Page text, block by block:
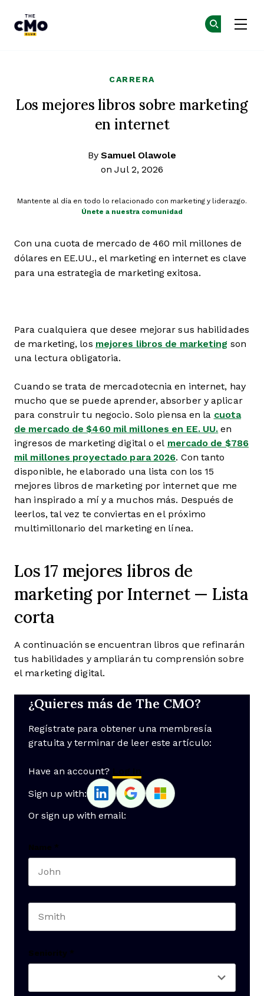
CARRERA
Los mejores libros sobre marketing
en internet
By Samuel Olawole
on Jul 2, 2026
Mantente al día en todo lo relacionado con marketing y liderazgo.
Únete a nuestra comunidad
Con una cuota de mercado de 460 mil millones de
dólares en EE.UU., el marketing en internet es clave
para una estrategia de marketing exitosa.
Para cualquiera que desee mejorar sus habilidades
de marketing, los mejores libros de marketing son
una lectura obligatoria.
Cuando se trata de mercadotecnia en internet, hay
mucho que se puede aprender, absorber y aplicar
para construir tu negocio. Solo piensa en la cuota
de mercado de $460 mil millones en EE. UU. en
ingresos de marketing digital o el mercado de $786
mil millones proyectado para 2026. Con tanto
disponible, he elaborado una lista con los 15
mejores libros de marketing por internet que me
han inspirado a mí y a muchos más. Después de
leerlos, tal vez te conviertas en el próximo
multimillonario del marketing en línea.
Los 17 mejores libros de
marketing por Internet — Lista
corta
A continuación se encuentran libros que refinarán
tus habilidades y ampliarán tu comprensión sobre
el marketing digital.
¿Quieres más de The CMO?
Regístrate para obtener una membresía
gratuita y terminar de leer este artículo:
Have an account? Log In
Sign up with:
Or sign up with email:
Name *
Seniority *